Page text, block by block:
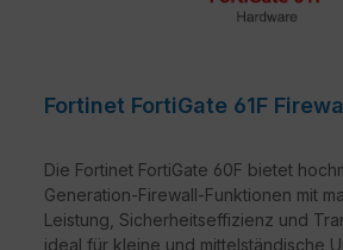
Fortinet FortiGate 61F
Die Fortinet FortiGate 60F bietet
Generation-Firewall-Funktionen mit
Leistung, Sicherheitseffizienz und
ideal für kleine und mittelständische